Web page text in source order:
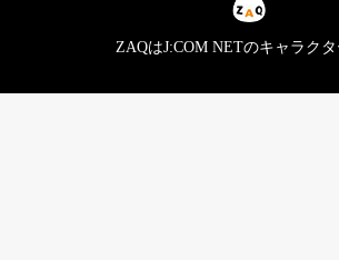
ZAQはJ:COM NETのキャラク